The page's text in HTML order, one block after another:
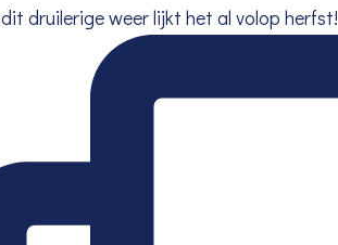
druilerige weer lijkt het al volop herfst!